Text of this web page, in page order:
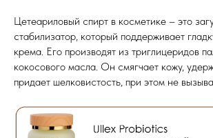
Цетеариловый спирт в косметике – это
стабилизатор, который поддерживает
крема. Его производят из триглицеридов
кокосового масла. Он смягчает кожу,
придает шелковистость, при этом не